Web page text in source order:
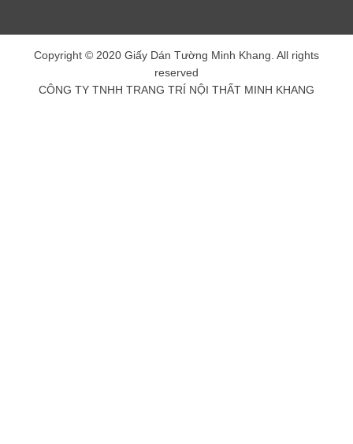
Copyright © 2020 Giấy Dán Tường Minh Khang. All rights
reserved
CÔNG TY TNHH TRANG TRÍ NỘI THẤT MINH KHANG